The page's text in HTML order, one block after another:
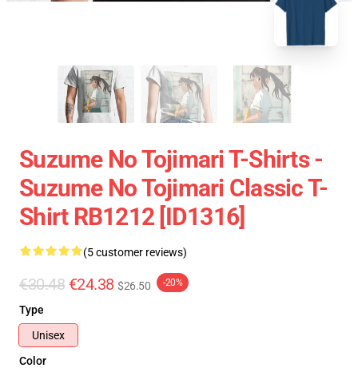
Suzume No Tojimari T-Shirts -
Suzume No Tojimari Classic T-
Shirt RB1212 [ID1316]
(5 customer reviews)
€30.48 €24.38 $26.50 -20%
Type
Unisex
Color